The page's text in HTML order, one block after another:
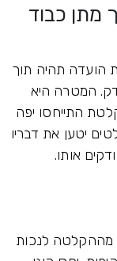
מתן כבוד
הועדה תהיה תוך
המטרה היא
התייחסו יפה
יטען את דבריו
אותו.
מההקלטה לנכות